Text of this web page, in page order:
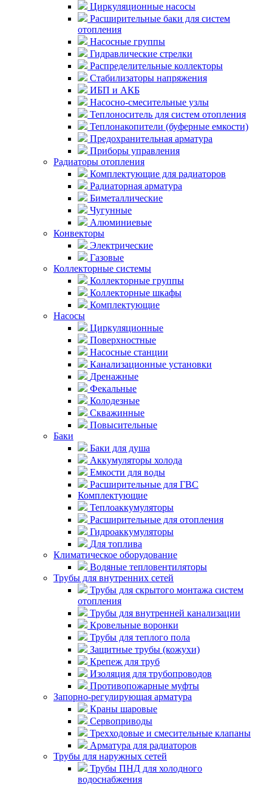
Циркуляционные насосы
Расширительные баки для систем
отопления
Насосные группы
Гидравлические стрелки
Распределительные коллекторы
Стабилизаторы напряжения
ИБП и АКБ
Насосно-смесительные узлы
Теплоноситель для систем отопления
Теплонакопители (буферные емкости)
Предохранительная арматура
Приборы управления
Радиаторы отопления
Комплектующие для радиаторов
Радиаторная арматура
Биметаллические
Чугунные
Алюминиевые
Конвекторы
Электрические
Газовые
Коллекторные системы
Коллекторные группы
Коллекторные шкафы
Комплектующие
Насосы
Циркуляционные
Поверхностные
Насосные станции
Канализационные установки
Дренажные
Фекальные
Колодезные
Скважинные
Повысительные
Баки
Баки для душа
Аккумуляторы холода
Емкости для воды
Расширительные для ГВС
Комплектующие
Теплоаккумуляторы
Расширительные для отопления
Гидроаккумуляторы
Для топлива
Климатическое оборудование
Водяные тепловентиляторы
Трубы для внутренних сетей
Трубы для скрытого монтажа систем
отопления
Трубы для внутренней канализации
Кровельные воронки
Трубы для теплого пола
Защитные трубы (кожухи)
Крепеж для труб
Изоляция для трубопроводов
Противопожарные муфты
Запорно-регулирующая арматура
Краны шаровые
Сервоприводы
Трехходовые и смесительные клапаны
Арматура для радиаторов
Трубы для наружных сетей
Трубы ПНД для холодного
водоснабжения